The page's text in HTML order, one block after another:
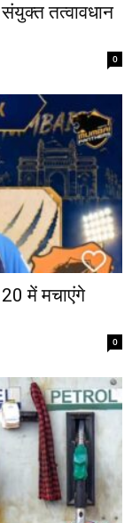
तत्वावधान
0
में मचाएंगे
0